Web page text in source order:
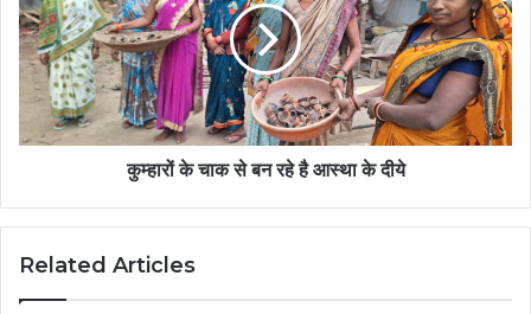
कुम्हारों के चाक से बन रहे है आस्था के दीये
Related Articles